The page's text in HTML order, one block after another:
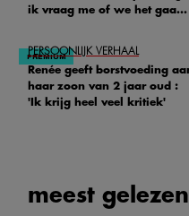
ik vraag me of we het gaan
PERSOONLIJK VERHAAL
Renée geeft borstvoeding
haar zoon van 2 jaar oud :
'Ik krijg heel veel kritiek'
meest gelezen